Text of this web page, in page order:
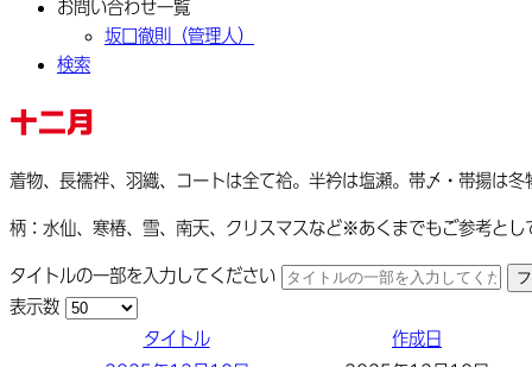
お問い合わせ一覧
坂口徹則（管理人）
検索
十二月
着物、長襦袢、羽織、コートは全て袷。半衿は塩瀬。帯〆・帯揚は冬
柄：水仙、寒椿、雪、南天、クリスマスなど※あくまでもご参考とし
タイトルの一部を入力してください
表示数
タイトル
作成日